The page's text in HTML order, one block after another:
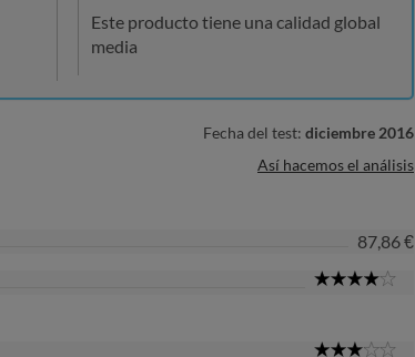
Este producto tiene una calidad global
media
Fecha del test: diciembre 2016
Así hacemos el análisis
87,86 €